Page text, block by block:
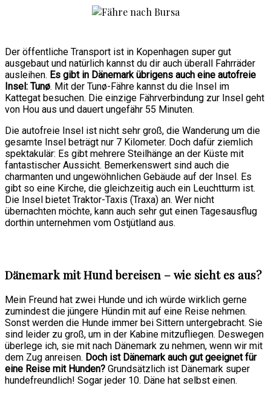
Der öffentliche Transport ist in Kopenhagen super gut
ausgebaut und natürlich kannst du dir auch überall Fahrräder
ausleihen. Es gibt in Dänemark übrigens auch eine autofreie
Insel: Tunø. Mit der Tunø-Fähre kannst du die Insel im
Kattegat besuchen. Die einzige Fährverbindung zur Insel geht
von Hou aus und dauert ungefähr 55 Minuten.
Die autofreie Insel ist nicht sehr groß, die Wanderung um die
gesamte Insel beträgt nur 7 Kilometer. Doch dafür ziemlich
spektakulär: Es gibt mehrere Steilhänge an der Küste mit
fantastischer Aussicht. Bemerkenswert sind auch die
charmanten und ungewöhnlichen Gebäude auf der Insel. Es
gibt so eine Kirche, die gleichzeitig auch ein Leuchtturm ist.
Die Insel bietet Traktor-Taxis (Traxa) an. Wer nicht
übernachten möchte, kann auch sehr gut einen Tagesausflug
dorthin unternehmen vom Ostjütland aus.
Dänemark mit Hund bereisen – wie sieht es aus?
Mein Freund hat zwei Hunde und ich würde wirklich gerne
zumindest die jüngere Hündin mit auf eine Reise nehmen.
Sonst werden die Hunde immer bei Sittern untergebracht. Sie
sind leider zu groß, um in der Kabine mitzufliegen. Deswegen
überlege ich, sie mit nach Dänemark zu nehmen, wenn wir mit
dem Zug anreisen. Doch ist Dänemark auch gut geeignet für
eine Reise mit Hunden? Grundsätzlich ist Dänemark super
hundefreundlich! Sogar jeder 10. Däne hat selbst einen.